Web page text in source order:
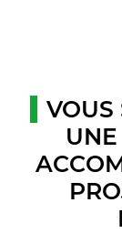
VOUS